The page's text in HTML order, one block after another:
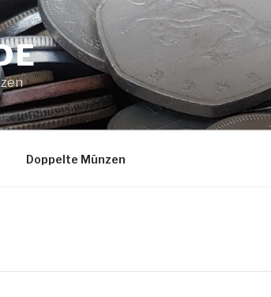
Doppelte Münzen